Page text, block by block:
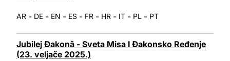
AR - DE - EN - ES - FR - HR - IT - PL - PT
Jubilej Đakonâ - Sveta Misa I Đakonsko Ređenje
(23. veljače 2025.)